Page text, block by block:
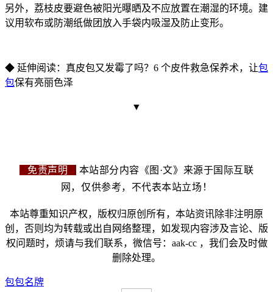
另外，荔枝皮要避色被阳光曝晒及不应放置在潮湿的环境。建
议用软布或防潮纸做团放入手袋内吸湿及防止变形。
◆ 延伸阅读：真皮包又发霉了吗？6 个皮件救急保养术，让包
包保有亮丽色泽
▼
免责声明
本站部分内容《图·文》来源于国际互联
网，仅供参考，不代表本站立场！
本站尊重知识产权，版权归原创所有，本站资讯除非注明原
创，否则均为转载或出自网络整理，如发现内容涉及言论、版
权问题时，烦请与我们联系，微信号：aak-cc ，我们会及时做
删除处理。
包包名牌